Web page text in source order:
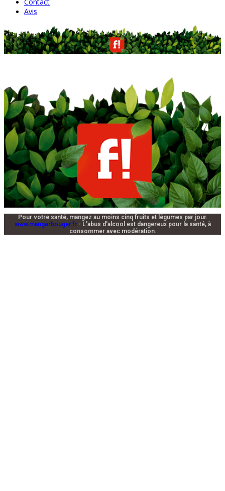
Avis
Pour votre santé, mangez au moins cinq fruits et légumes par jour.
www.mangerbouger.fr- L'abus d'alcool est dangereux pour la santé, à
consommer avec modération.